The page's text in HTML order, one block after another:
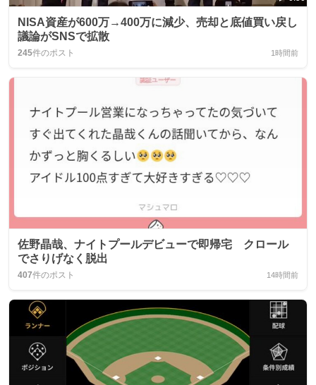
NISA資産が600万→400万に減少、売却と底値買い戻し
議論がSNSで拡散
245件のポスト 1時間前
佐野晶哉、ナイトプールデビューで即帰宅 クロール
でさりげなく脱出
407件のポスト 14時間前